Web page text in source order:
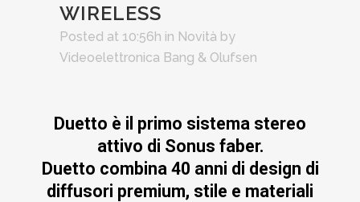
WIRELESS
Posted at 10:56h in Novità by
Videoelettronica Bang & Olufsen
Duetto è il primo sistema stereo
attivo di Sonus faber.
Duetto combina 40 anni di design di
diffusori premium, stile e materiali